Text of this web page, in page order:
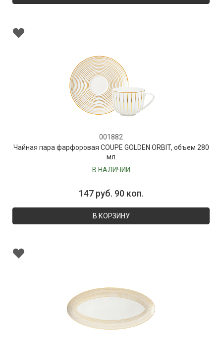
001882
Чайная пара фарфоровая COUPE GOLDEN ORBIT, объем 280
мл
В НАЛИЧИИ
147 руб. 90 коп.
В КОРЗИНУ